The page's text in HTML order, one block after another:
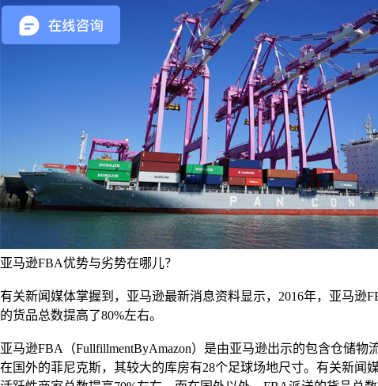
亚马逊FBA优势与劣势在哪儿？
有关新闻媒体掌握到，亚马逊最新消息资料显示，2016年，亚马
的货品总数提高了80%左右。
亚马逊FBA（FullfillmentByAmazon）是由亚马逊出示的包含仓储
在国外的菲尼克斯，其较大的库房有28个足球场地尺寸。有关新闻